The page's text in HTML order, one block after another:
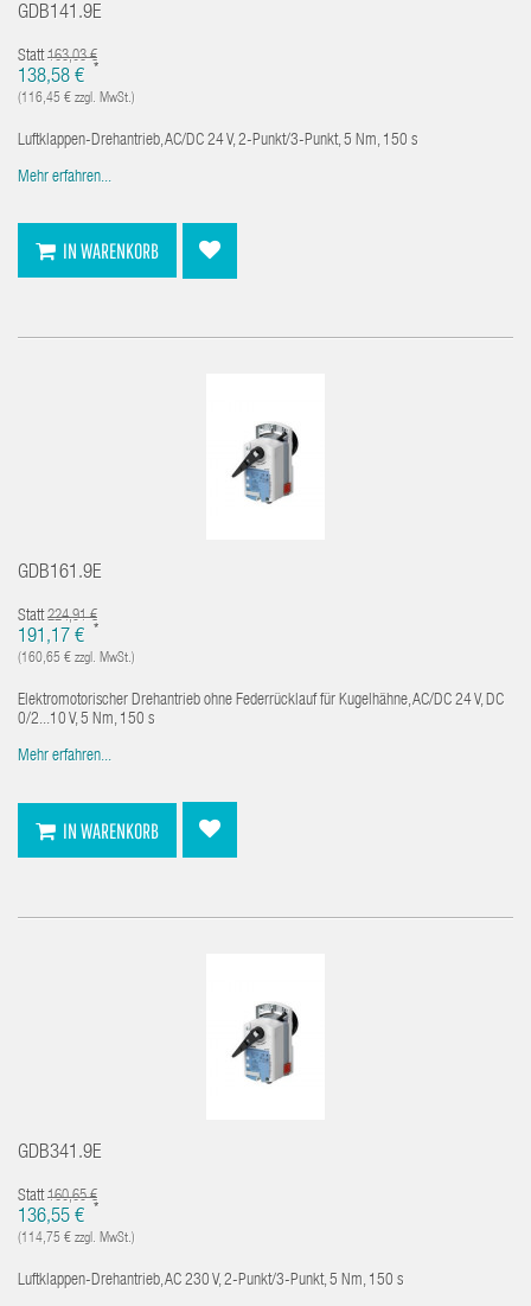
GDB141.9E
Statt163,03 €
138,58 € *
(116,45 € zzgl. MwSt.)
Luftklappen-Drehantrieb, AC/DC 24 V, 2-Punkt/3-Punkt, 5 Nm, 150 s
Mehr erfahren...
IN WARENKORB
GDB161.9E
Statt224,91 €
191,17 € *
(160,65 € zzgl. MwSt.)
Elektromotorischer Drehantrieb ohne Federrücklauf für Kugelhähne, AC/DC 24 V, DC
0/2...10 V, 5 Nm, 150 s
Mehr erfahren...
IN WARENKORB
GDB341.9E
Statt160,65 €
136,55 € *
(114,75 € zzgl. MwSt.)
Luftklappen-Drehantrieb, AC 230 V, 2-Punkt/3-Punkt, 5 Nm, 150 s